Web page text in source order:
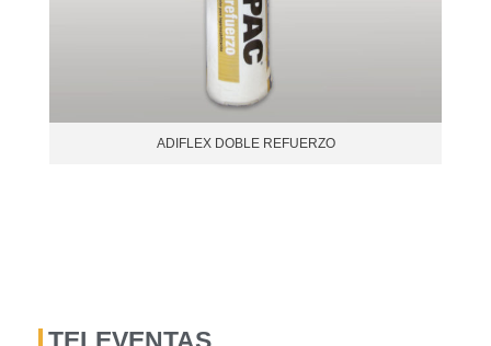
ADIFLEX DOBLE REFUERZO